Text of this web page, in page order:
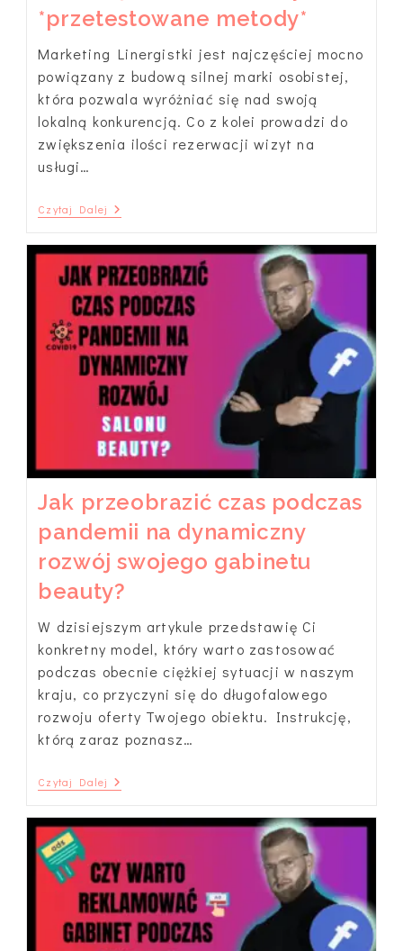
*przetestowane metody*
Marketing Linergistki jest najczęściej mocno
powiązany z budową silnej marki osobistej,
która pozwala wyróżniać się nad swoją
lokalną konkurencją. Co z kolei prowadzi do
zwiększenia ilości rezerwacji wizyt na
usługi…
Czytaj Dalej Jak
Pozyskać
Klientek
Na
Makijaż
Permanentny?
*przetestowane
Metody*
Jak przeobrazić czas podczas
pandemii na dynamiczny
rozwój swojego gabinetu
beauty?
W dzisiejszym artykule przedstawię Ci
konkretny model, który warto zastosować
podczas obecnie ciężkiej sytuacji w naszym
kraju, co przyczyni się do długofalowego
rozwoju oferty Twojego obiektu. Instrukcję,
którą zaraz poznasz…
Czytaj Dalej Jak
Przeobrazić
Podczas
Dynamiczny
Rozwój
Swojego
Gabinetu
Beauty?